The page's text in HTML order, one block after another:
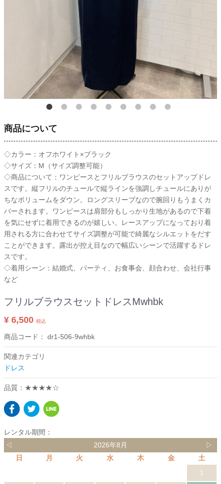
商品について
◇カラー：オフホワイト×ブラック
◇サイズ：M（サイズ調整可能）
◇商品について：ワンピースとフリルブラウスのセットアップドレ
スです。縦フリルのチュールで縦ラインを強調しチュールにありが
ちなボリュームをダウン。ロングスリーブなので腕回りもうまくカ
バーされます。ワンピースは肩部分もしっかり生地があるので下着
を気にせずに着用できるのが嬉しい。レースアップになっており着
用される方に合わせてサイズ調整が可能で綺麗なシルエットをだす
ことができます。露出が控え目なので幅広いシーンで活躍するドレ
スです。
◇着用シーン：結婚式、パーティ、お食事会、顔合わせ、会社行事
など
フリルブラウスセットドレスMwhbk
¥ 6,500 税込
商品コード： dr1-506-9whbk
関連カテゴリ
ドレス
品質：★★★★☆
レンタル期間：
◁
2026年8月
▷
日
月 火 水 木 金
土
1